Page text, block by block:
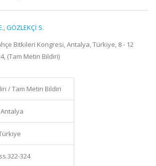
,GÖZLEKÇİ S.
Bitkileri Kongresi, Antalya, Türkiye, 8 - 12
(Tam Metin Bildiri)
/ Tam Metin Bildiri
Antalya
ss.322-324